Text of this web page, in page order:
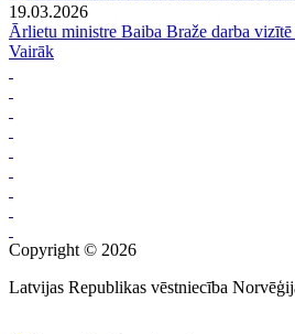
19.03.2026
Ārlietu ministre Baiba Braže darba
Vairāk
Copyright © 2026
Latvijas Republikas vēstniecība